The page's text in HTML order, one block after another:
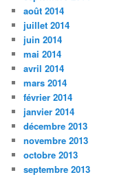
août 2014
juillet 2014
juin 2014
mai 2014
avril 2014
mars 2014
février 2014
janvier 2014
décembre 2013
novembre 2013
octobre 2013
septembre 2013